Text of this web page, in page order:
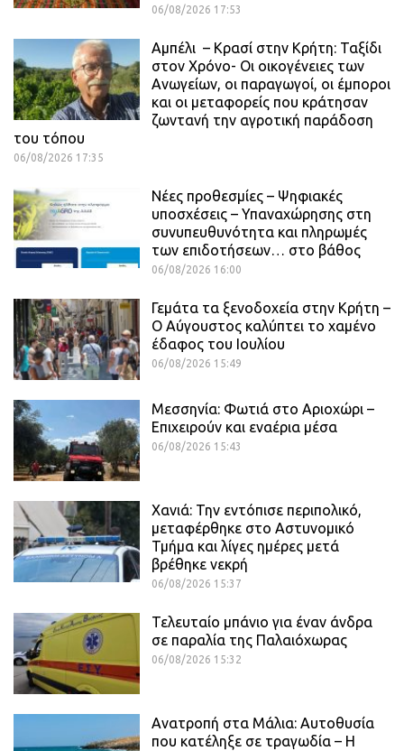
06/08/2026 17:53
Αμπέλι – Κρασί στην Κρήτη: Ταξίδι
στον Χρόνο- Οι οικογένειες των
Ανωγείων, οι παραγωγοί, οι έμποροι
και οι μεταφορείς που κράτησαν
ζωντανή την αγροτική παράδοση
του τόπου
06/08/2026 17:35
Νέες προθεσμίες – Ψηφιακές
υποσχέσεις – Υπαναχώρησης στη
συνυπευθυνότητα και πληρωμές
των επιδοτήσεων… στο βάθος
06/08/2026 16:00
Γεμάτα τα ξενοδοχεία στην Κρήτη –
Ο Αύγουστος καλύπτει το χαμένο
έδαφος του Ιουλίου
06/08/2026 15:49
Μεσσηνία: Φωτιά στο Αριοχώρι –
Επιχειρούν και εναέρια μέσα
06/08/2026 15:43
Χανιά: Την εντόπισε περιπολικό,
μεταφέρθηκε στο Αστυνομικό
Τμήμα και λίγες ημέρες μετά
βρέθηκε νεκρή
06/08/2026 15:37
Τελευταίο μπάνιο για έναν άνδρα
σε παραλία της Παλαιόχωρας
06/08/2026 15:32
Ανατροπή στα Μάλια: Αυτοθυσία
που κατέληξε σε τραγωδία – Η